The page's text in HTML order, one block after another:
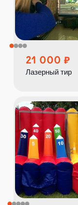
21 000
Лазерный тир